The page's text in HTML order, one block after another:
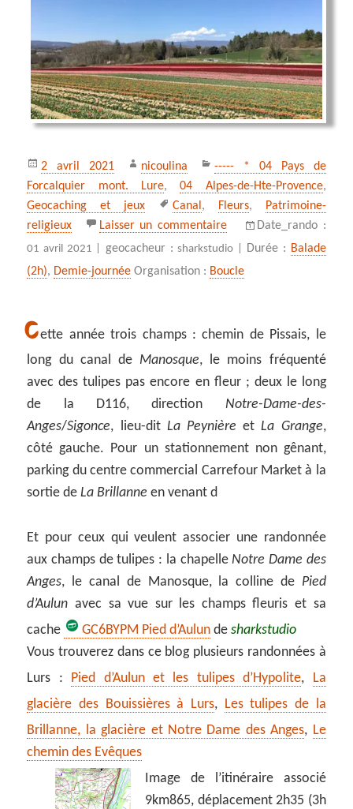
Publié
le
2 avril 2021 Auteur
nicoulina Catégories
----- * 04 Pays de
Forcalquier mont. Lure,04 Alpes-de-Hte-Provence,
Geocaching et jeux
Mots-
clés
Canal , Fleurs,
Patrimoine-
religieux
Laisser un commentairesur Tulipes précoces de
Date_rando :
01 avril 2021 | geocacheur :sharkstudio | Durée : Balade
(2h), Demie-journée Organisation : Boucle
Cette année trois champs : chemin de Pissais, le
long du canal de Manosque, le moins fréquenté
avec des tulipes pas encore en fleur ; deux le long
de la D116, direction Notre-Dame-des-
Anges/Sigonce, lieu-dit La Peynière etLa Grange,
côté gauche. Pour un stationnement non gênant,
parking du centre commercial Carrefour Market à la
sortie deLa Brillanne en venant d
Et pour ceux qui veulent associer une randonnée
aux champs de tulipes : la chapelleNotre Dame des
Anges, le canal de Manosque, la colline de Pied
d’Aulun avec sa vue sur les champs fleuris et sa
cache
GC6BYPM Pied d’Aulun desharkstudio
Vous trouverez dans ce blog plusieurs randonnées à
Lurs : Pied d’Aulun et les tulipes d’Hypolite, La
glacière des Bouissières à Lurs, Les tulipes de la
Brillanne, la glacière et Notre Dame des Anges, Le
chemin des Evêques
Image de l’itinéraire associé
9km865, déplacement 2h35 (3h